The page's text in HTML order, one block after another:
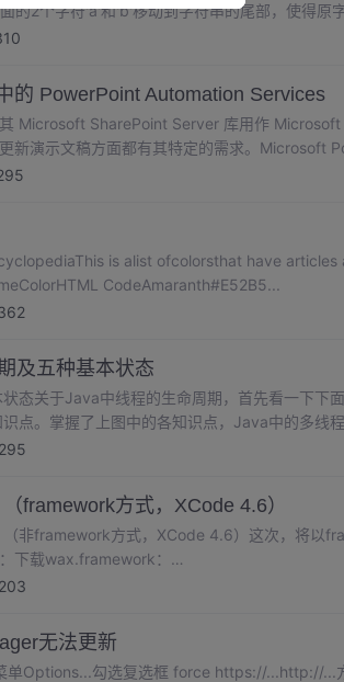
的2个字符'a'和'b'移动到字符串的尾部，使得原
为n的字符串操作的时间复杂度为 O(n)，空间复
的 PowerPoint Automation Services
Microsoft SharePoint Server 库用作 Microsoft
新演示文稿方面都有其特定的需求。Microsoft
is alist ofcolorsthat have articles
CodeAmaranth#E52B5...
及五种基本状态
态关于Java中线程的生命周期，首先看一下下
点。掌握了上图中的各知识点，Java中的多线
状态（New）：当线程对象对创建后，即进入
295
framework方式，XCode 4.6）
非framework方式，XCode 4.6）这次，将以
下载wax.framework：
probablycorey/wax/wax.framework.zip新建
203
无法更新
单Options...勾选复选框 force https://...http://...